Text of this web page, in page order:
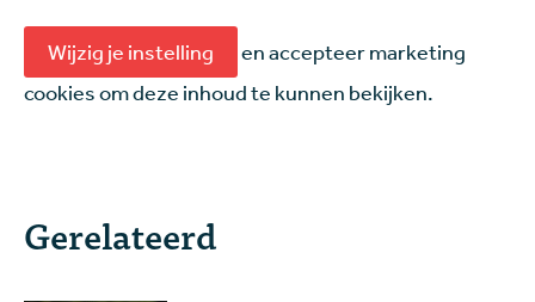
Wijzig je instelling
en accepteer marketing
cookies om deze inhoud te kunnen bekijken.
Gerelateerd